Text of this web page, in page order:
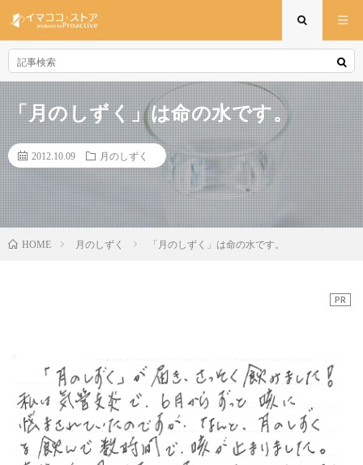
「月のしずく」は命の水です。
2012.10.09 月のしずく
HOME 月のしずく 「月のしずく」は命の水です。
PR